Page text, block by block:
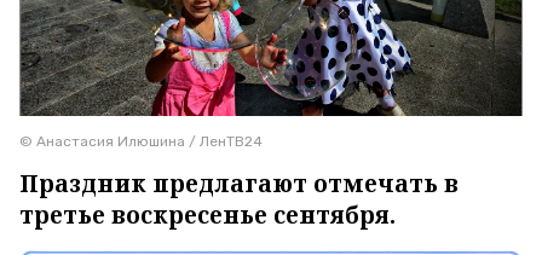
© Анастасия Илюшина / ЛенТВ24
Праздник предлагают отмечать в
третье воскресенье сентября.